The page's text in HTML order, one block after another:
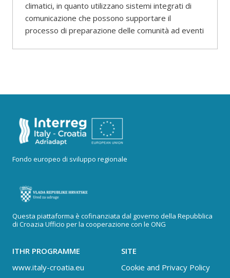
climatici, in quanto utilizzano sistemi integrati di
comunicazione che possono supportare il
processo di preparazione delle comunità ad eventi
Fondo europeo di sviluppo regionale
Questa piattaforma è cofinanziata dal governo della Repubblica
di Croazia Ufficio per la cooperazione con le ONG
ITHR PROGRAMME
www.italy-croatia.eu
SITE
Cookie and Privacy Policy